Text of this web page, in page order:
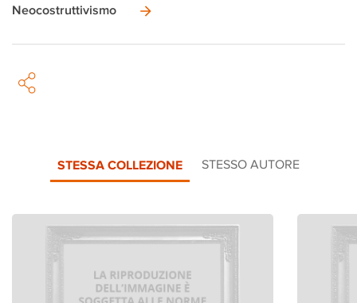
Neocostruttivismo
STESSA COLLEZIONE STESSO AUTORE